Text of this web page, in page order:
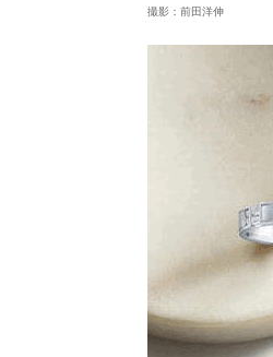
撮影：前田洋伸